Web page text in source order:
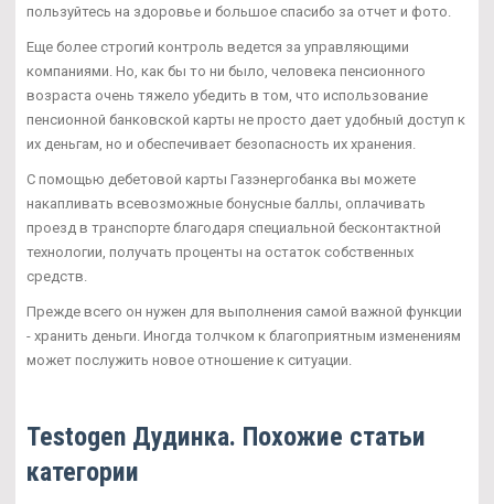
пользуйтесь на здоровье и большое спасибо за отчет и фото.
Еще более строгий контроль ведется за управляющими
компаниями. Но, как бы то ни было, человека пенсионного
возраста очень тяжело убедить в том, что использование
пенсионной банковской карты не просто дает удобный доступ к
их деньгам, но и обеспечивает безопасность их хранения.
С помощью дебетовой карты Газэнергобанка вы можете
накапливать всевозможные бонусные баллы, оплачивать
проезд в транспорте благодаря специальной бесконтактной
технологии, получать проценты на остаток собственных
средств.
Прежде всего он нужен для выполнения самой важной функции
- хранить деньги. Иногда толчком к благоприятным изменениям
может послужить новое отношение к ситуации.
Testogen Дудинка. Похожие статьи
категории